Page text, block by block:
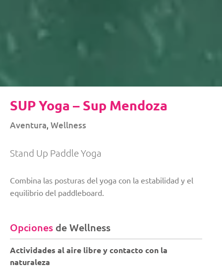
SUP Yoga – Sup Mendoza
Aventura Wellness
Stand Up Paddle Yoga
Combina las posturas del yoga con la estabilidad y el
equilibrio del paddleboard.
Opciones de Wellness
Actividades al aire libre y contacto con la
naturaleza